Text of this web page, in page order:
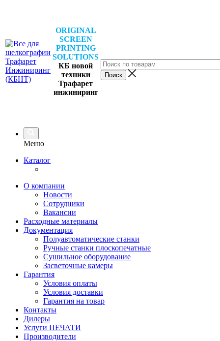
ORIGINAL
SCREEN
PRINTING
SOLUTIONS
КБ новой
техники
Трафарет
инжиниринг
Меню
Каталог
О компании
Новости
Сотрудники
Вакансии
Расходные материалы
Документация
Полуавтоматические станки
Ручные станки плоскопечатные
Сушильное оборудование
Засветочные камеры
Гарантия
Условия оплаты
Условия доставки
Гарантия на товар
Контакты
Дилеры
Услуги ПЕЧАТИ
Производители